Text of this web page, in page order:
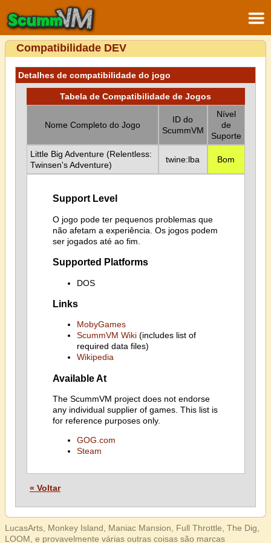
Compatibilidade DEV
Detalhes de compatibilidade do jogo
Tabela de Compatibilidade de Jogos
Nome Completo do Jogo
ID do
ScummVM
Nível
de
Suporte
Little Big Adventure (Relentless:
Twinsen's Adventure)
twine:lba Bom
Support Level
O jogo pode ter pequenos problemas que
não afetam a experiência. Os jogos podem
ser jogados até ao fim.
Supported Platforms
DOS
Links
MobyGames
ScummVM Wiki(includes list of
required data files)
Wikipedia
Available At
The ScummVM project does not endorse
any individual supplier of games. This list is
for reference purposes only.
GOG.com
Steam
« Voltar
LucasArts, Monkey Island, Maniac Mansion, Full Throttle, The Dig,
LOOM, e provavelmente várias outras coisas são marcas